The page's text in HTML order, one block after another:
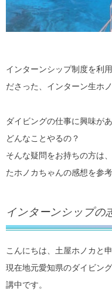
インターンシップ制度を利
ださった、インターン生ホ
ダイビングの仕事に興味が
どんなことやるの？
そんな疑問をお持ちの方は
たホノカちゃんの感想を参
インターンシップの
こんにちは、土屋ホノカと申
現在地元愛知県のダイビン
講中です。